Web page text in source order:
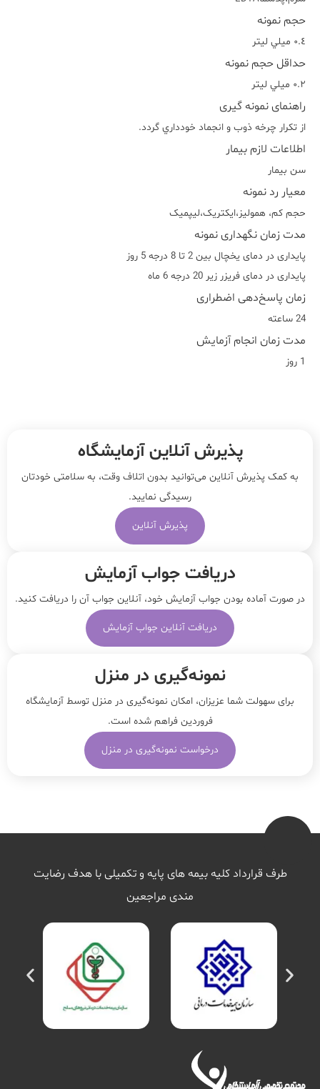
حجم نمونه
٠.٤ ميلي ليتر
حداقل حجم نمونه
٠.٢ ميلي ليتر
راهنمای نمونه گیری
از تکرار چرخه ذوب و انجماد خودداري گردد.
اطلاعات لازم بیمار
سن بیمار
معیار رد نمونه
حجم کم، هموليز،ايکتريک،ليپميک
مدت زمان نگهداری نمونه
پایداری در دمای یخچال بین 2 تا 8 درجه 5 روز
پایداری در دمای فریزر زیر 20 درجه 6 ماه
زمان پاسخ‌دهی اضطراری
24 ساعته
مدت زمان انجام آزمایش
1 روز
پذیرش آنلاین آزمایشگاه
به کمک پذیرش آنلاین می‌توانید بدون اتلاف وقت، به سلامتی خودتان
رسیدگی نمایید.
پذیرش آنلاین
دریافت جواب آزمایش
در صورت آماده بودن جواب آزمایش خود، آنلاین جواب‌ آن را دریافت کنید.
دریافت آنلاین جواب آزمایش
نمونه‌‌گیری در منزل
برای سهولت شما عزیزان، امکان نمونه‌گیری در منزل توسط آزمایشگاه
فروردین فراهم شده است.
درخواست نمونه‌گیری در منزل
طرف قرارداد کلیه بیمه های پایه و تکمیلی با هدف رضایت
مندی مراجعین